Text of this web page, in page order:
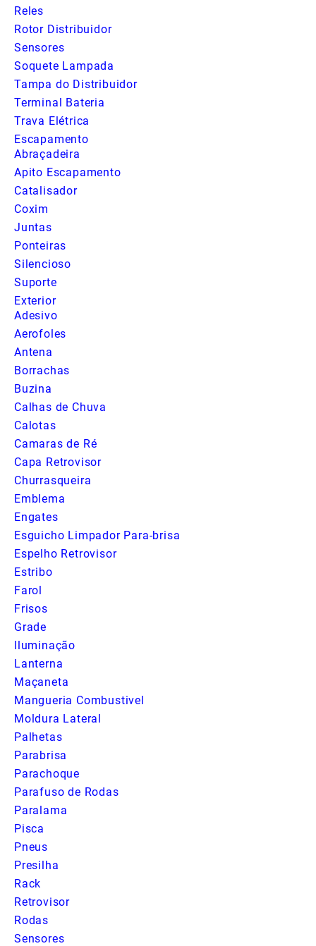
Reles
Rotor Distribuidor
Sensores
Soquete Lampada
Tampa do Distribuidor
Terminal Bateria
Trava Elétrica
Escapamento
Abraçadeira
Apito Escapamento
Catalisador
Coxim
Juntas
Ponteiras
Silencioso
Suporte
Exterior
Adesivo
Aerofoles
Antena
Borrachas
Buzina
Calhas de Chuva
Calotas
Camaras de Ré
Capa Retrovisor
Churrasqueira
Emblema
Engates
Esguicho Limpador Para-brisa
Espelho Retrovisor
Estribo
Farol
Frisos
Grade
Iluminação
Lanterna
Maçaneta
Mangueria Combustivel
Moldura Lateral
Palhetas
Parabrisa
Parachoque
Parafuso de Rodas
Paralama
Pisca
Pneus
Presilha
Rack
Retrovisor
Rodas
Sensores